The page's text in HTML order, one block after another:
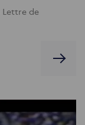
Lettre de